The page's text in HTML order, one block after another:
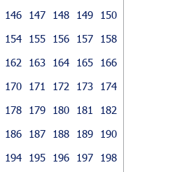
146 147 148 149
150
154 155 156 157
158
162 163 164 165
166
170 171 172 173
174
178 179 180 181
182
186 187 188 189
190
194 195 196 197
198